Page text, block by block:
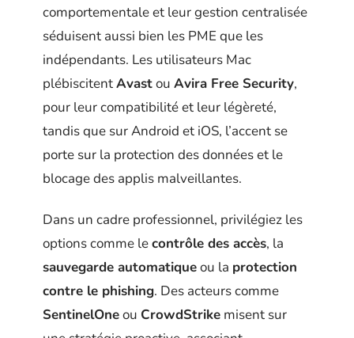
comportementale et leur gestion centralisée
séduisent aussi bien les PME que les
indépendants. Les utilisateurs Mac
plébiscitentAvastou Avira Free Security,
pour leur compatibilité et leur légèreté,
tandis que sur Android et iOS, l’accent se
porte sur la protection des données et le
blocage des applis malveillantes.
Dans un cadre professionnel, privilégiez les
options comme lecontrôle des accès, la
sauvegarde automatiqueou la protection
contre le phishing. Des acteurs comme
SentinelOneou CrowdStrike misent sur